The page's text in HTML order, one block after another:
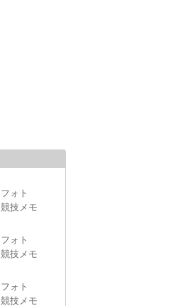
フォト
競技メモ
フォト
競技メモ
フォト
競技メモ